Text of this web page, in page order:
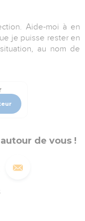
Aide-moi à en
je puisse rester en
au nom de
de vous !